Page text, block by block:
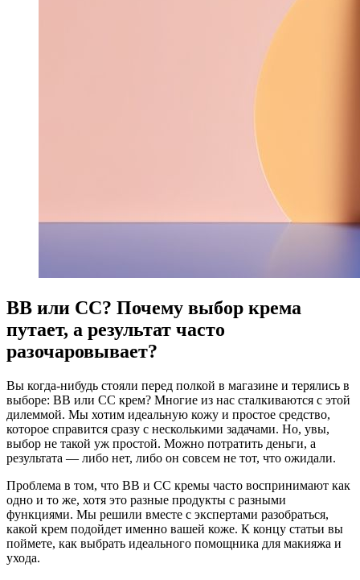
BB или CC? Почему выбор крема
путает, а результат часто
разочаровывает?
Вы когда-нибудь стояли перед полкой в магазине и терялись в
выборе: BB или CC крем? Многие из нас сталкиваются с этой
дилеммой. Мы хотим идеальную кожу и простое средство,
которое справится сразу с несколькими задачами. Но, увы,
выбор не такой уж простой. Можно потратить деньги, а
результата — либо нет, либо он совсем не тот, что ожидали.
Проблема в том, что BB и CC кремы часто воспринимают как
одно и то же, хотя это разные продукты с разными
функциями. Мы решили вместе с экспертами разобраться,
какой крем подойдет именно вашей коже. К концу статьи вы
поймете, как выбрать идеального помощника для макияжа и
ухода.